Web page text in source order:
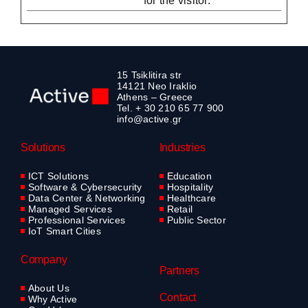
15 Tsiklitira str
14121 Neo Iraklio
Athens – Greece
Tel. + 30 210 65 77 900
info@active.gr
Solutions
ICT Solutions
Software & Cybersecurity
Data Center & Networking
Managed Services
Professional Services
IoT Smart Cities
Industries
Education
Hospitality
Healthcare
Retail
Public Sector
Company
About Us
Why Active
Partners
Contact